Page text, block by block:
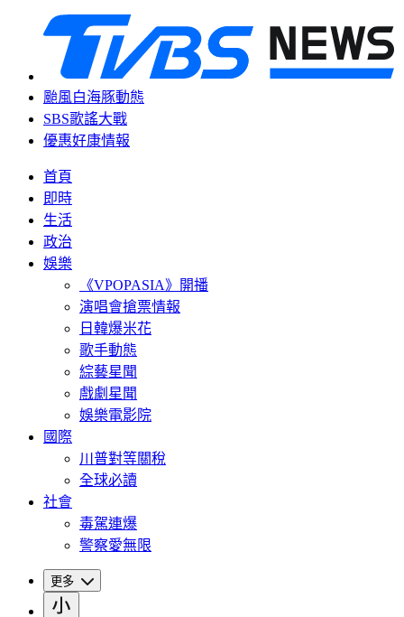
颱風白海豚動態
SBS歌謠大戰
優惠好康情報
首頁
即時
生活
政治
娛樂
《VPOPASIA》開播
演唱會搶票情報
日韓爆米花
歌手動態
綜藝星聞
戲劇星聞
娛樂電影院
國際
川普對等關稅
全球必讀
社會
毒駕連爆
警察愛無限
更多